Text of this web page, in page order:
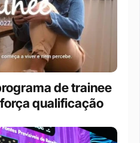
de trainee
qualificação